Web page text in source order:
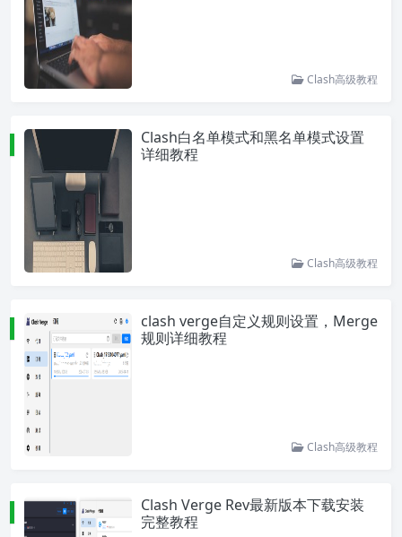
Clash高级教程
Clash白名单模式和黑名单模式设置
详细教程
Clash高级教程
clash verge自定义规则设置，Merge
规则详细教程
Clash高级教程
Clash Verge Rev最新版本下载安装
完整教程